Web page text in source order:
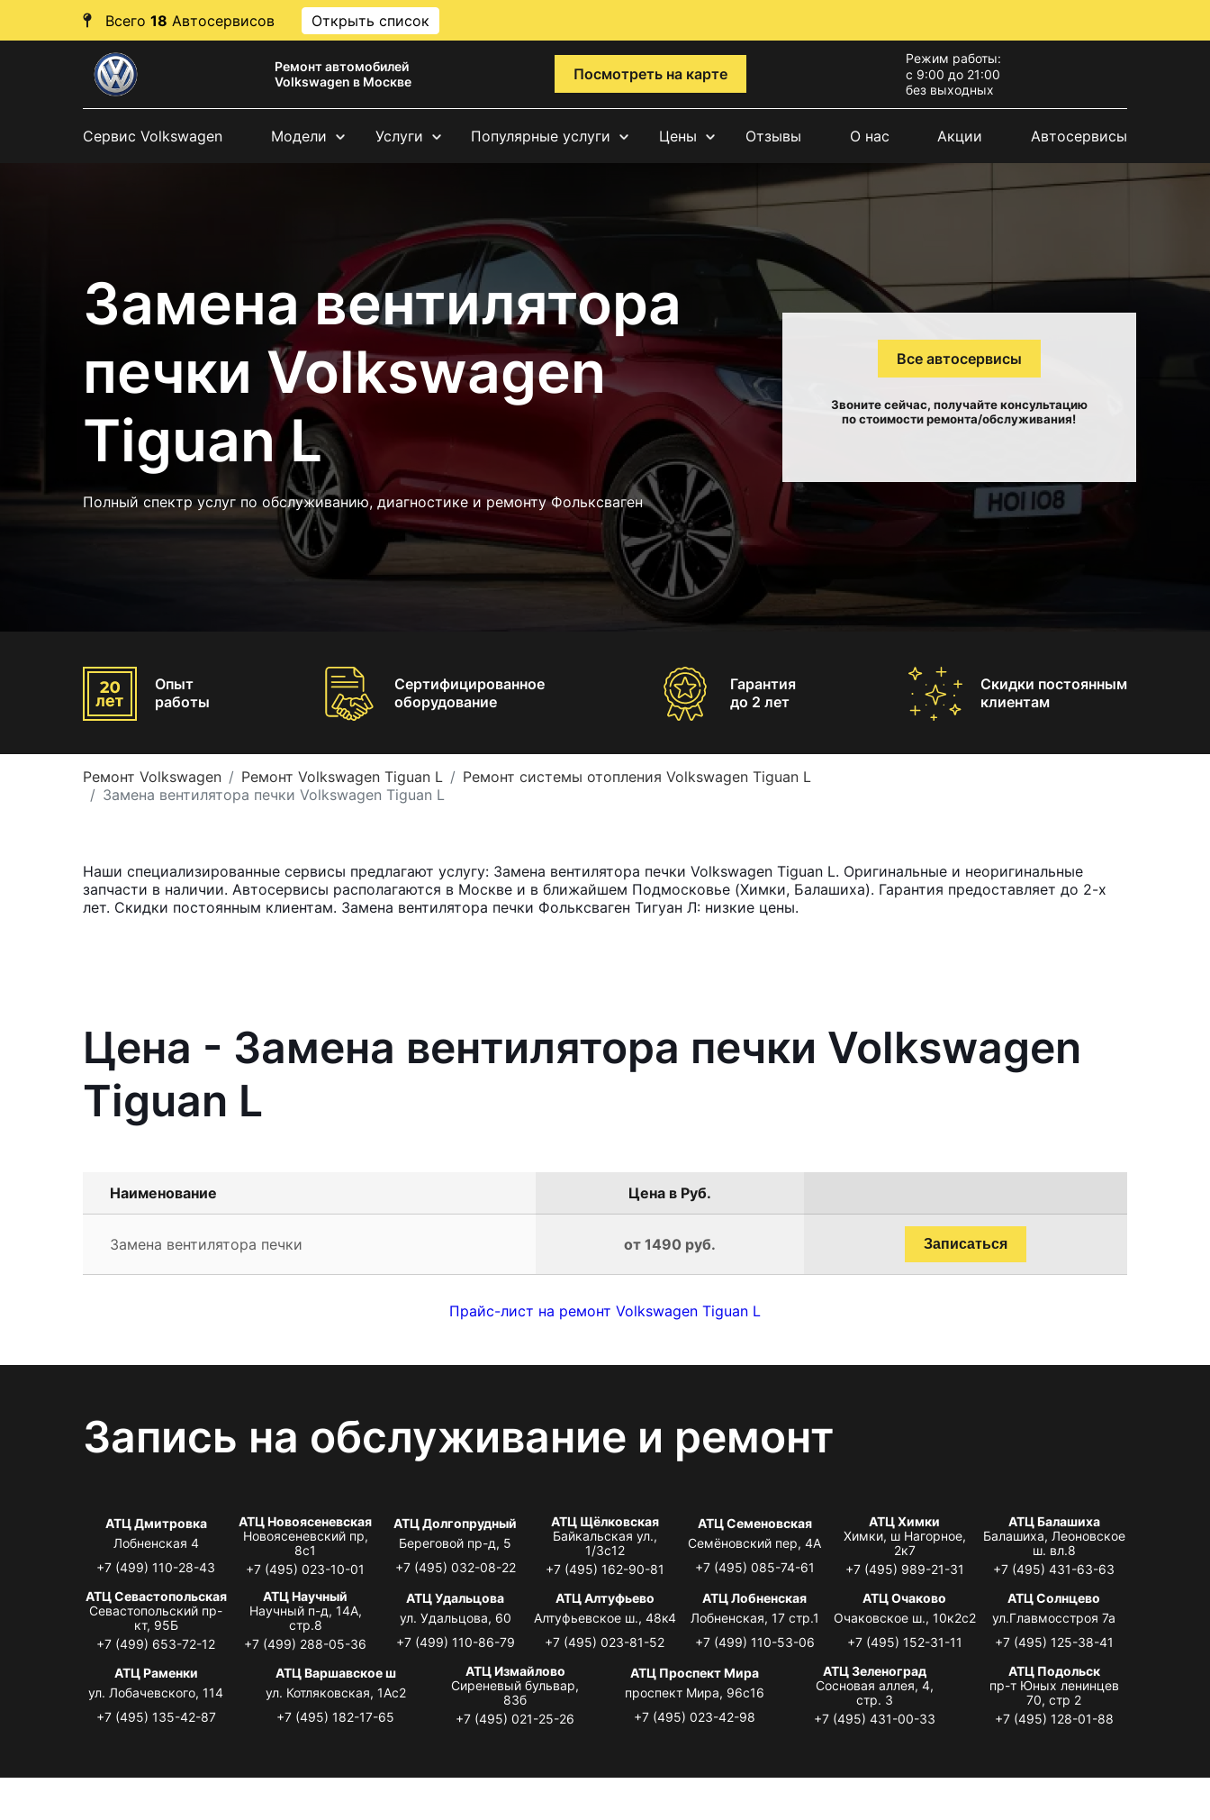
Всего 18 Автосервисов Открыть список
Ремонт автомобилей
Volkswagen в Москве
Посмотреть на карте
Режим работы:
с 9:00 до 21:00
без выходных
Сервис Volkswagen Модели Услуги Популярные услуги Цены Отзывы О нас Акции Автосервисы
Замена вентилятора
печки Volkswagen
Tiguan L
Полный спектр услуг по обслуживанию, диагностике и ремонту Фольксваген
Все автосервисы
Звоните сейчас, получайте консультацию
по стоимости ремонта/обслуживания!
Опыт
работы
Сертифицированное
оборудование
Гарантия
до 2 лет
Скидки постоянным
клиентам
Ремонт Volkswagen Ремонт Volkswagen Tiguan L
Ремонт системы отопления Volkswagen Tiguan L
Замена вентилятора печки Volkswagen Tiguan L
Наши специализированные сервисы предлагают услугу: Замена вентилятора печки Volkswagen Tiguan L. Оригинальные и неоригинальные
запчасти в наличии. Автосервисы располагаются в Москве и в ближайшем Подмосковье (Химки, Балашиха). Гарантия предоставляет до 2-х
лет. Скидки постоянным клиентам. Замена вентилятора печки Фольксваген Тигуан Л: низкие цены.
Цена - Замена вентилятора печки Volkswagen
Tiguan L
Наименование Цена в Руб.
Замена вентилятора печки от 1490 руб. Записаться
Прайс-лист на ремонт Volkswagen Tiguan L
Запись на обслуживание и ремонт
АТЦ Дмитровка
Лобненская 4
+7 (499) 110-28-43
АТЦ Новоясеневская
Новоясеневский пр,
8с1
+7 (495) 023-10-01
АТЦ Долгопрудный
Береговой пр-д, 5
+7 (495) 032-08-22
АТЦ Щёлковская
Байкальская ул.,
1/3с12
+7 (495) 162-90-81
АТЦ Семеновская
Семёновский пер, 4А
+7 (495) 085-74-61
АТЦ Химки
Химки, ш Нагорное,
2к7
+7 (495) 989-21-31
АТЦ Балашиха
Балашиха, Леоновское
ш. вл.8
+7 (495) 431-63-63
АТЦ Севастопольская
Севастопольский пр-
кт, 95Б
+7 (499) 653-72-12
АТЦ Научный
Научный п-д, 14А,
стр.8
+7 (499) 288-05-36
АТЦ Удальцова
ул. Удальцова, 60
+7 (499) 110-86-79
АТЦ Алтуфьево
Алтуфьевское ш., 48к4
+7 (495) 023-81-52
АТЦ Лобненская
Лобненская, 17 стр.1
+7 (499) 110-53-06
АТЦ Очаково
Очаковское ш., 10к2с2
+7 (495) 152-31-11
АТЦ Солнцево
ул.Главмосстроя 7а
+7 (495) 125-38-41
АТЦ Раменки
ул. Лобачевского, 114
+7 (495) 135-42-87
АТЦ Варшавское ш
ул. Котляковская, 1Ас2
+7 (495) 182-17-65
АТЦ Измайлово
Сиреневый бульвар,
83б
+7 (495) 021-25-26
АТЦ Проспект Мира
проспект Мира, 96с16
+7 (495) 023-42-98
АТЦ Зеленоград
Сосновая аллея, 4,
стр. 3
+7 (495) 431-00-33
АТЦ Подольск
пр-т Юных ленинцев
70, стр 2
+7 (495) 128-01-88